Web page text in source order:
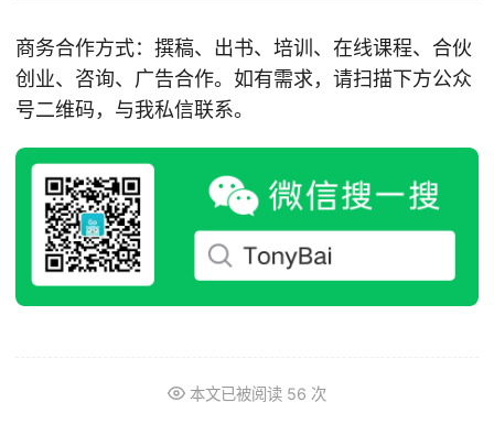
商务合作方式：撰稿、出书、培训、在线课程、合伙
创业、咨询、广告合作。如有需求，请扫描下方公众
号二维码，与我私信联系。
本文已被阅读 56 次